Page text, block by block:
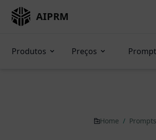
AIPRM
Produtos Preços
Home /